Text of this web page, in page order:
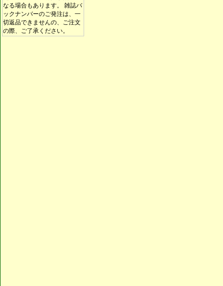
なる場合もあります。 雑誌バ
ックナンバーのご発注は、一
切返品できませんの、ご注文
の際、ご了承ください。